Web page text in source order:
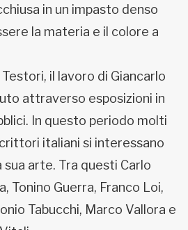
in un impasto denso
la materia e il colore a
il lavoro di Giancarlo
attraverso esposizioni in
In questo periodo molti
italiani si interessano
arte. Tra questi Carlo
Tonino Guerra, Franco Loi,
Tabucchi, Marco Vallora e